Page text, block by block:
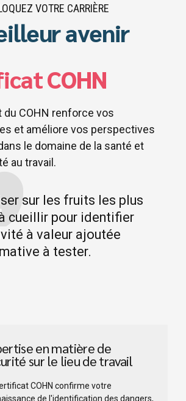
VOTRE CARRIÈRE
avenir
COHN
du COHN renforce vos
et améliore vos perspectives
le domaine de la santé et
au travail.
sur les fruits les plus
cueillir pour identifier
à valeur ajoutée
à tester.
en matière de
sur le lieu de travail
COHN confirme votre
de l'identification des dangers,